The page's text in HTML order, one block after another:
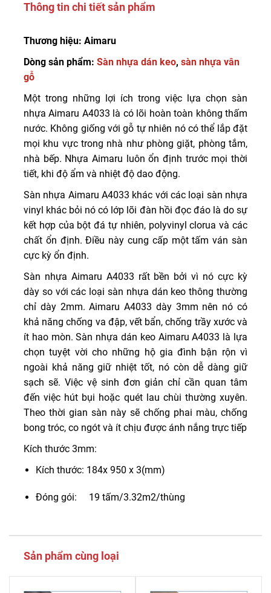
Thông tin chi tiết sản phẩm
Thương hiệu: Aimaru
Dòng sản phẩm: Sàn nhựa dán keo, sàn nhựa vân
gỗ
Một trong những lợi ích trong việc lựa chọn sàn
nhựa Aimaru A4033 là có lõi hoàn toàn không thấm
nước. Không giống với gỗ tự nhiên nó có thể lắp đặt
mọi khu vực trong nhà như phòng giặt, phòng tắm,
nhà bếp. Nhựa Aimaru luôn ổn định trước mọi thời
tiết, khi độ ẩm và nhiệt độ dao động.
Sàn nhựa Aimaru A4033 khác với các loại sàn nhựa
vinyl khác bỏi nó có lớp lõi đàn hồi đọc đáo là do sự
kết hợp của bột đá tự nhiên, polyvinyl clorua và các
chất ổn định. Điều này cung cấp một tấm ván sàn
cực kỳ ổn định.
Sàn nhựa Aimaru A4033 rất bền bởi vì nó cực kỳ
dày so với các loại sàn nhựa dán keo thông thường
chỉ dày 2mm. Aimaru A4033 dày 3mm nên nó có
khả năng chống va đập, vết bẩn, chống trầy xước và
ít hao mòn. Sàn nhựa dán keo Aimaru A4033 là lựa
chọn tuyệt vời cho những hộ gia đình bận rộn vì
ngoài khả năng giữ nhiệt tốt, nó còn dễ dàng giữ
sạch sẽ. Việc vệ sinh đơn giản chỉ cần quan tâm
đến việc hút bụi hoặc quét lau chùi thường xuyên.
Theo thời gian sàn này sẽ chống phai màu, chống
bong tróc, co ngót và ít chịu được ánh nắng trực tiếp
Kích thước 3mm:
Kích thước: 184x 950 x 3(mm)
Đóng gói: 19 tấm/3.32m2/thùng
Sản phẩm cùng loại